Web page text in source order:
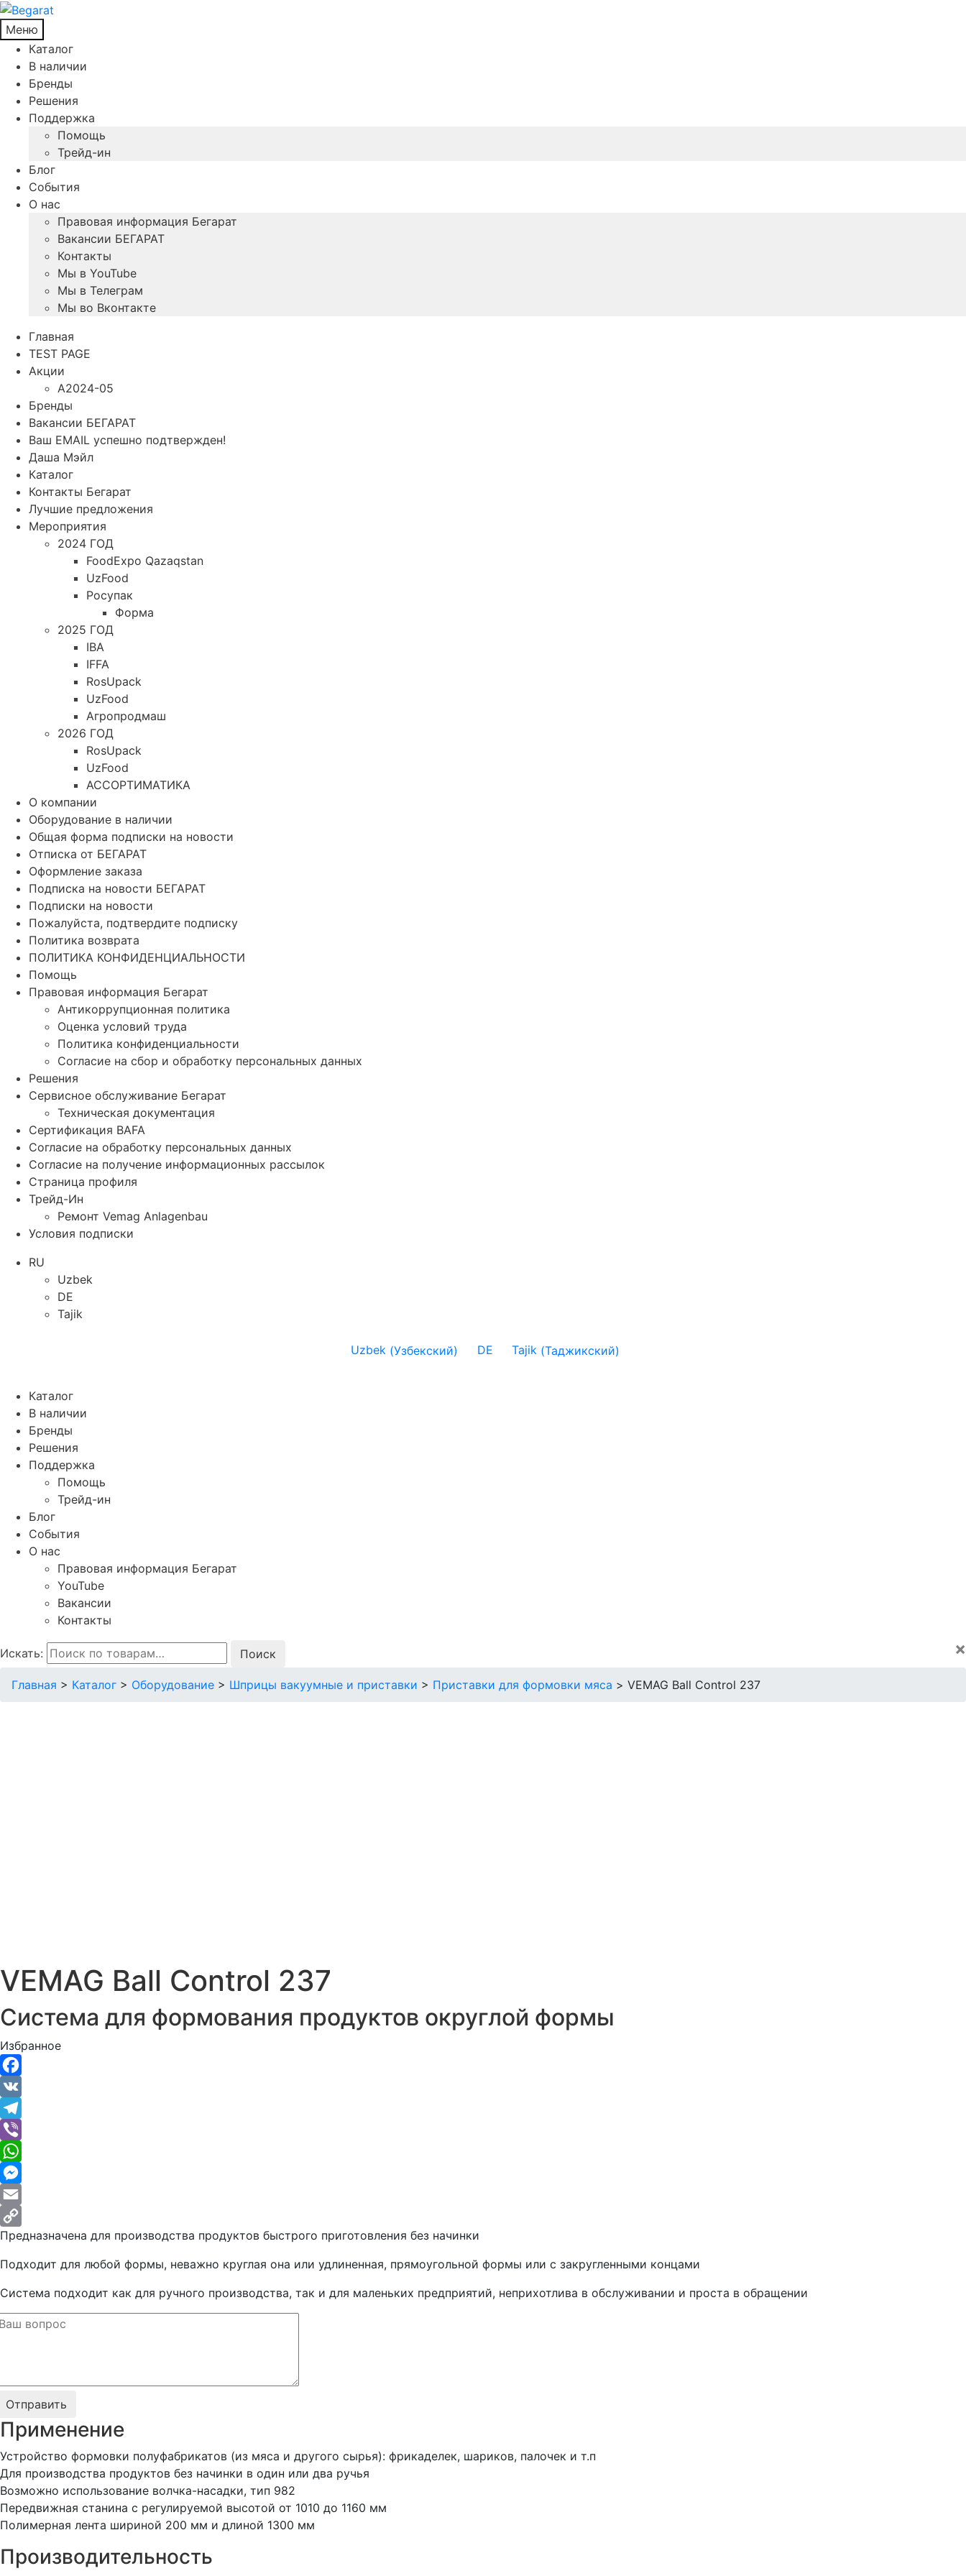
Меню
Каталог
В наличии
Бренды
Решения
Поддержка
Помощь
Трейд-ин
Блог
События
О нас
Правовая информация Бегарат
Вакансии БЕГАРАТ
Контакты
Мы в YouTube
Мы в Телеграм
Мы во Вконтакте
Главная
TEST PAGE
Акции
A2024-05
Бренды
Вакансии БЕГАРАТ
Ваш EMAIL успешно подтвержден!
Даша Мэйл
Каталог
Контакты Бегарат
Лучшие предложения
Мероприятия
2024 ГОД
FoodExpo Qazaqstan
UzFood
Росупак
Форма
2025 ГОД
IBA
IFFA
RosUpack
UzFood
Агропродмаш
2026 ГОД
RosUpack
UzFood
АССОРТИМАТИКА
О компании
Оборудование в наличии
Общая форма подписки на новости
Отписка от БЕГАРАТ
Оформление заказа
Подписка на новости БЕГАРАТ
Подписки на новости
Пожалуйста, подтвердите подписку
Политика возврата
ПОЛИТИКА КОНФИДЕНЦИАЛЬНОСТИ
Помощь
Правовая информация Бегарат
Антикоррупционная политика
Оценка условий труда
Политика конфиденциальности
Согласие на сбор и обработку персональных данных
Решения
Сервисное обслуживание Бегарат
Техническая документация
Сертификация BAFA
Согласие на обработку персональных данных
Согласие на получение информационных рассылок
Страница профиля
Трейд-Ин
Ремонт Vemag Anlagenbau
Условия подписки
RU
Uzbek
DE
Tajik
Uzbek (Узбекский) DE Tajik (Таджикский)
Каталог
В наличии
Бренды
Решения
Поддержка
Помощь
Трейд-ин
Блог
События
О нас
Правовая информация Бегарат
YouTube
Вакансии
Контакты
Искать: ×
Главная > Каталог > Оборудование > Шприцы вакуумные и приставки > Приставки для формовки мяса > VEMAG Ball Control 237
VEMAG Ball Control 237
Система для формования продуктов округлой формы
Избранное
Facebook
VK
Telegram
Viber
WhatsApp
Messenger
Email
Copy
Link
Предназначена для производства продуктов быстрого приготовления без начинки
Подходит для любой формы, неважно круглая она или удлиненная, прямоугольной формы или с закругленными концами
Система подходит как для ручного производства, так и для маленьких предприятий, неприхотлива в обслуживании и проста в обращении
Применение
Устройство формовки полуфабрикатов (из мяса и другого сырья): фрикаделек, шариков, палочек и т.п
Для производства продуктов без начинки в один или два ручья
Возможно использование волчка-насадки, тип 982
Передвижная станина с регулируемой высотой от 1010 до 1160 мм
Полимерная лента шириной 200 мм и длиной 1300 мм
Производительность